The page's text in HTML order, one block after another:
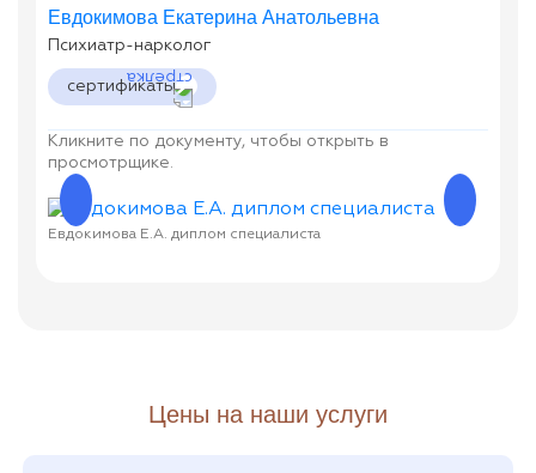
Евдокимова Екатерина Анатольевна
Психиатр-нарколог
сертификаты
Кликните по документу, чтобы открыть в
просмотрщике.
Евдокимова Е.А. диплом специалиста
Цены на наши услуги